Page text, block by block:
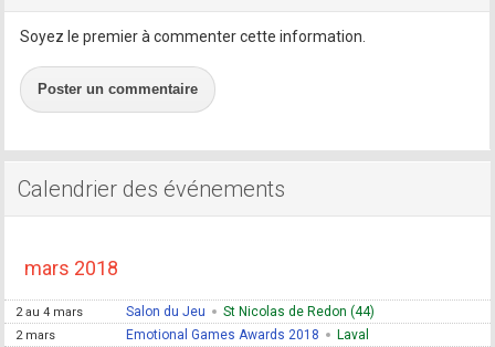
Soyez le premier à commenter cette information.
Poster un commentaire
Calendrier des événements
mars 2018
2 au 4 mars Salon du Jeu St Nicolas de Redon (44)
2 mars Emotional Games Awards 2018 Laval